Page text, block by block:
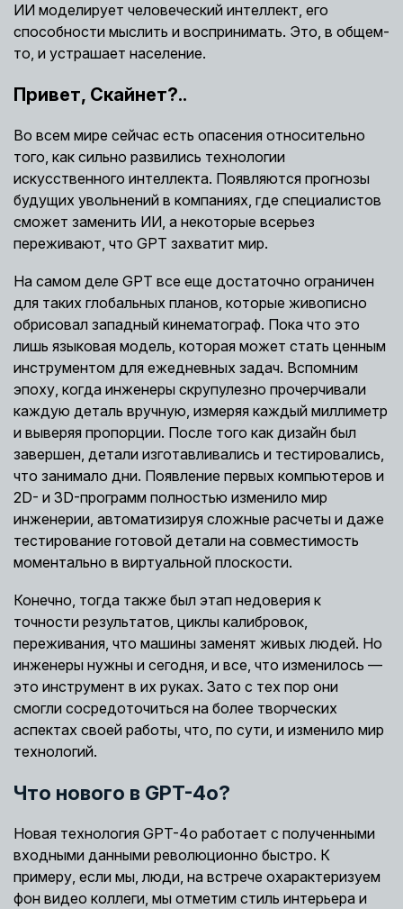
ИИ моделирует человеческий интеллект, его
способности мыслить и воспринимать. Это, в общем-
то, и устрашает население.
Привет, Скайнет?..
Во всем мире сейчас есть опасения относительно
того, как сильно развились технологии
искусственного интеллекта. Появляются прогнозы
будущих увольнений в компаниях, где специалистов
сможет заменить ИИ, а некоторые всерьез
переживают, что GPT захватит мир.
На самом деле GPT все еще достаточно ограничен
для таких глобальных планов, которые живописно
обрисовал западный кинематограф. Пока что это
лишь языковая модель, которая может стать ценным
инструментом для ежедневных задач. Вспомним
эпоху, когда инженеры скрупулезно прочерчивали
каждую деталь вручную, измеряя каждый миллиметр
и выверяя пропорции. После того как дизайн был
завершен, детали изготавливались и тестировались,
что занимало дни. Появление первых компьютеров и
2D- и 3D-программ полностью изменило мир
инженерии, автоматизируя сложные расчеты и даже
тестирование готовой детали на совместимость
моментально в виртуальной плоскости.
Конечно, тогда также был этап недоверия к
точности результатов, циклы калибровок,
переживания, что машины заменят живых людей. Но
инженеры нужны и сегодня, и все, что изменилось —
это инструмент в их руках. Зато с тех пор они
смогли сосредоточиться на более творческих
аспектах своей работы, что, по сути, и изменило мир
технологий.
Что нового в GPT-4o?
Новая технология GPT-4o работает с полученными
входными данными революционно быстро. К
примеру, если мы, люди, на встрече охарактеризуем
фон видео коллеги, мы отметим стиль интерьера и